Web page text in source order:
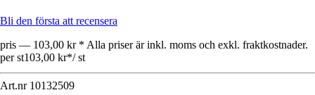
Bli den första att recensera
pris — 103,00 kr * Alla priser är inkl. moms och exkl. fraktkostnader.
per st103,00 kr*/ st
Art.nr 10132509